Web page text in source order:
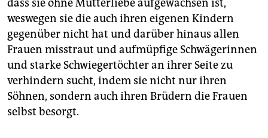
dass sie ohne Mutterliebe aufgewachsen ist,
weswegen sie die auch ihren eigenen Kindern
gegenüber nicht hat und darüber hinaus allen
Frauen misstraut und aufmüpfige Schwägerinnen
und starke Schwiegertöchter an ihrer Seite zu
verhindern sucht, indem sie nicht nur ihren
Söhnen, sondern auch ihren Brüdern die Frauen
selbst besorgt.